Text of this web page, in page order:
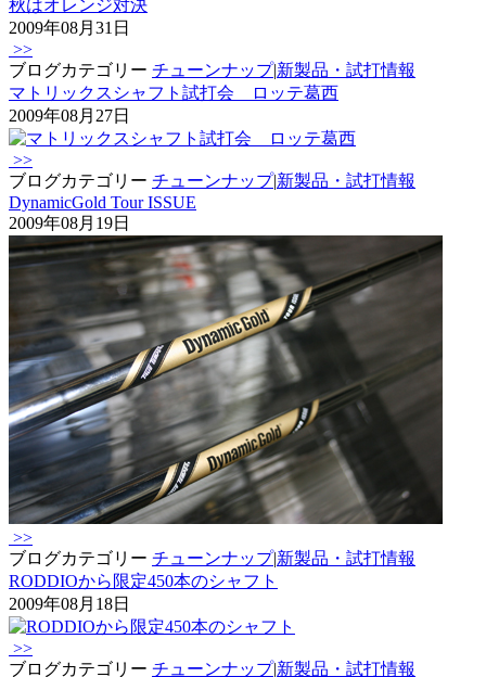
秋はオレンジ対決
2009年08月31日
>>
ブログカテゴリー チューンナップ|新製品・試打情報
マトリックスシャフト試打会 ロッテ葛西
2009年08月27日
>>
ブログカテゴリー チューンナップ|新製品・試打情報
DynamicGold Tour ISSUE
2009年08月19日
>>
ブログカテゴリー チューンナップ|新製品・試打情報
RODDIOから限定450本のシャフト
2009年08月18日
>>
ブログカテゴリー チューンナップ|新製品・試打情報